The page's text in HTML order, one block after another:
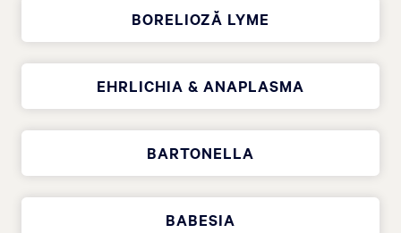
BORELIOZĂ LYME
EHRLICHIA & ANAPLASMA
BARTONELLA
BABESIA